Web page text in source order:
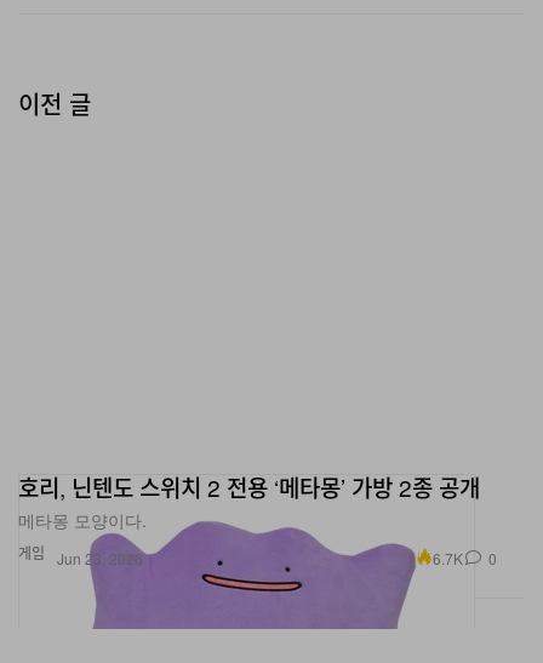
이전 글
게임
호리, 닌텐도 스위치 2 전용 ‘메타몽’ 가방 2종 공개
메타몽 모양이다.
Jun 23, 2026 6.7K 0